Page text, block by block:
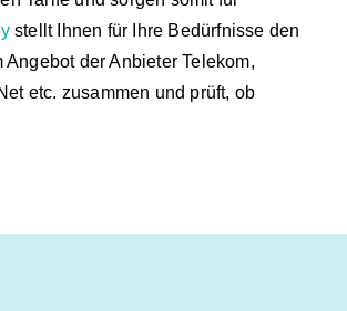
stellt Ihnen für Ihre Bedürfnisse den
der Anbieter Telekom,
etc. zusammen und prüft, ob